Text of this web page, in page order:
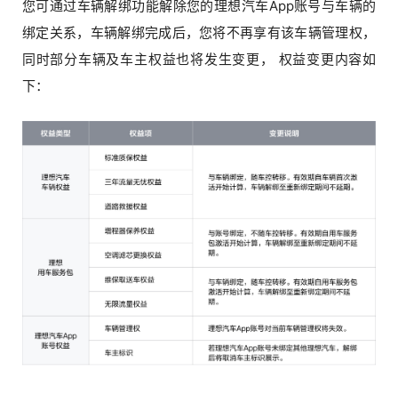
您可通过车辆解绑功能解除您的理想汽车App账号与车辆的
绑定关系，车辆解绑完成后，您将不再享有该车辆管理权，
同时部分车辆及车主权益也将发生变更， 权益变更内容如
下：